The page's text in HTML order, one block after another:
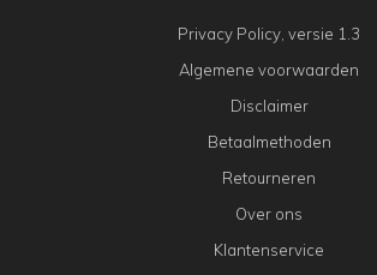
Privacy Policy, versie 1.3
Algemene voorwaarden
Disclaimer
Betaalmethoden
Retourneren
Over ons
Klantenservice